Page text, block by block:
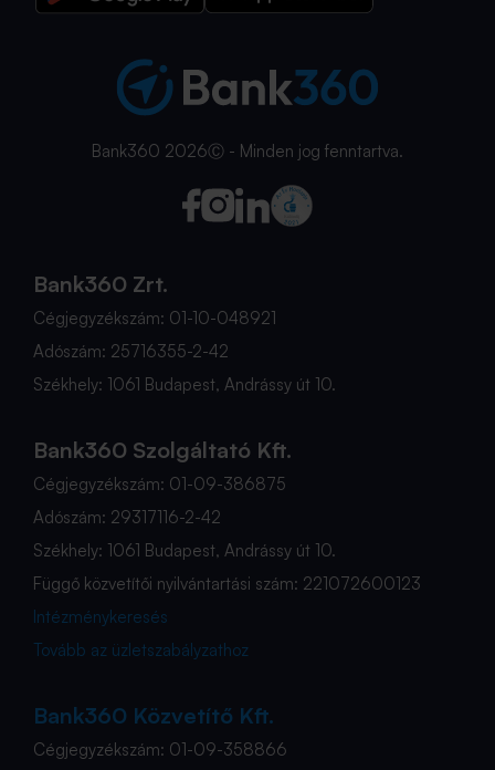
Bank360 2026Ⓒ - Minden jog fenntartva.
Bank360 Zrt.
Cégjegyzékszám: 01-10-048921
Adószám: 25716355-2-42
Székhely: 1061 Budapest, Andrássy út 10.
Bank360 Szolgáltató Kft.
Cégjegyzékszám: 01-09-386875
Adószám: 29317116-2-42
Székhely: 1061 Budapest, Andrássy út 10.
Függő közvetítői nyilvántartási szám: 221072600123
Intézménykeresés
Tovább az üzletszabályzathoz
Bank360 Közvetítő Kft.
Cégjegyzékszám: 01-09-358866